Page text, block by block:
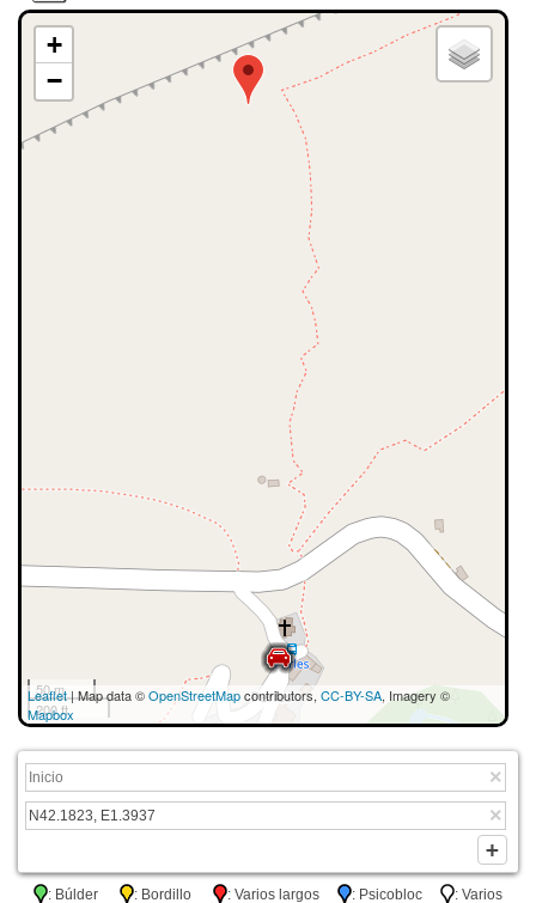
+
−
50 m
200 ft
Leaflet| Map data ©OpenStreetMapcontributors, CC-BY-SA, Imagery ©
Mapbox
: Búlder : Bordillo : Varios largos : Psicobloc : Varios